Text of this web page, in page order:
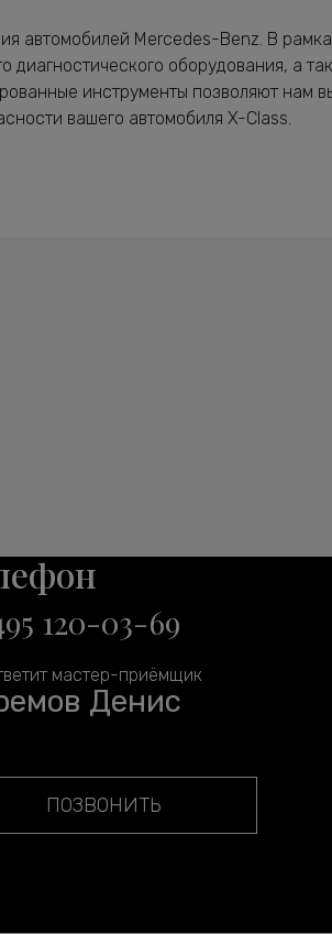
Mercedes-Benz. В
диагностического оборудования, а
инструменты позволяют нам
вашего автомобиля X-Class.
120-03-69
мастер-приёмщик
Денис
ПОЗВОНИТЬ